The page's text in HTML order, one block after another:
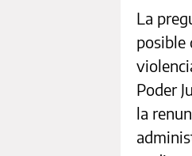
La
posible
Poder
la